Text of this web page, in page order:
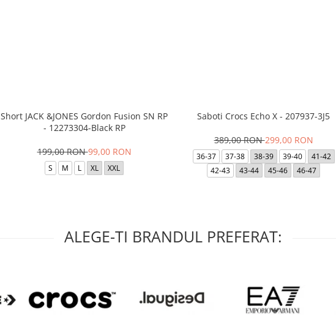
Short JACK &JONES Gordon Fusion SN RP
- 12273304-Black RP
199,00 RON99,00 RON
S M L XL XXL
Saboti Crocs Echo X - 207937-3J5
389,00 RON299,00 RON
36-37 37-38 38-39 39-40
41-42
42-43
43-44 45-46 46-47
ALEGE-TI BRANDUL PREFERAT: